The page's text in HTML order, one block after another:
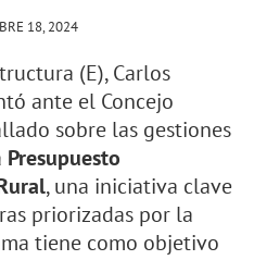
18, 2024
(E), Carlos
ante el Concejo
sobre las gestiones
Presupuesto
, una iniciativa clave
priorizadas por la
tiene como objetivo